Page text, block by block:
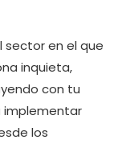
sector en el que
inquieta,
con tu
implementar
los